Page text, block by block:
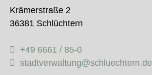
Krämerstraße 2
36381 Schlüchtern
+49 6661 / 85-0
stadtverwaltung@schluechtern.de